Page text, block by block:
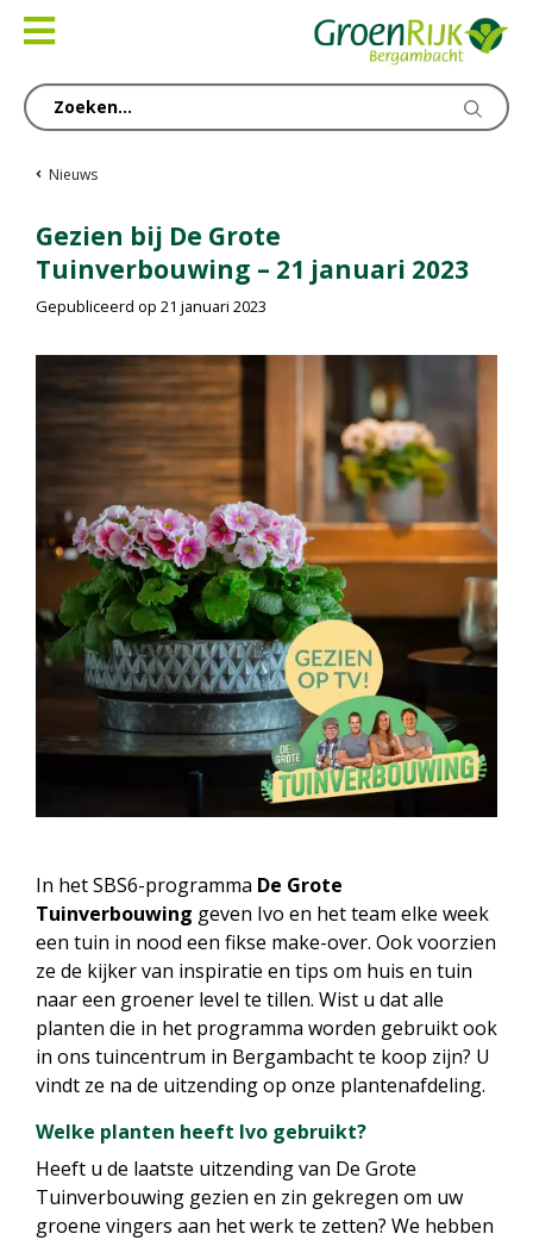
naar
Nieuws
Gezien bij De Grote
Tuinverbouwing – 21 januari 2023
Gepubliceerd op 21 januari 2023
In het SBS6-programma De Grote
Tuinverbouwing geven Ivo en het team elke week
een tuin in nood een fikse make-over. Ook voorzien
ze de kijker van inspiratie en tips om huis en tuin
naar een groener level te tillen. Wist u dat alle
planten die in het programma worden gebruikt ook
in ons tuincentrum in Bergambacht te koop zijn? U
vindt ze na de uitzending op onze plantenafdeling.
Welke planten heeft Ivo gebruikt?
Heeft u de laatste uitzending van De Grote
Tuinverbouwing gezien en zin gekregen om uw
groene vingers aan het werk te zetten? We hebben